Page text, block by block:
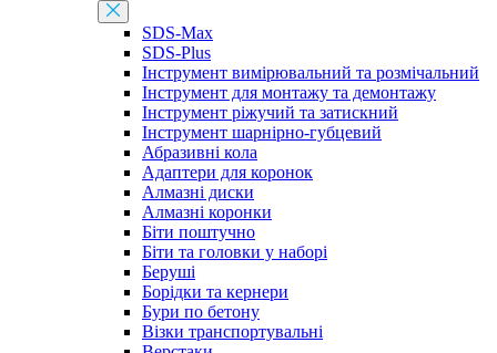
SDS-Max
SDS-Plus
Інструмент вимірювальний та розмічальний
Інструмент для монтажу та демонтажу
Інструмент ріжучий та затискний
Інструмент шарнірно-губцевий
Абразивні кола
Адаптери для коронок
Алмазні диски
Алмазні коронки
Біти поштучно
Біти та головки у наборі
Беруші
Борідки та кернери
Бури по бетону
Візки транспортувальні